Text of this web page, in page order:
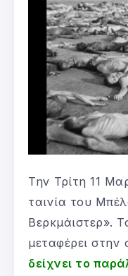
Την Τρίτη 11
ταινία του
Βερκμάιστερ».
μεταφέρει στην
δείχνει το